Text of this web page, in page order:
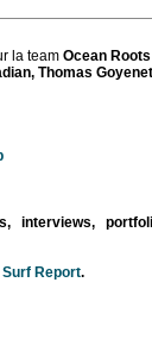
la team Ocean Roots
Thomas
interviews,
Report.